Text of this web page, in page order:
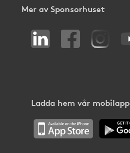
Mer av Sponsorhuset
Ladda hem vår mobilapp